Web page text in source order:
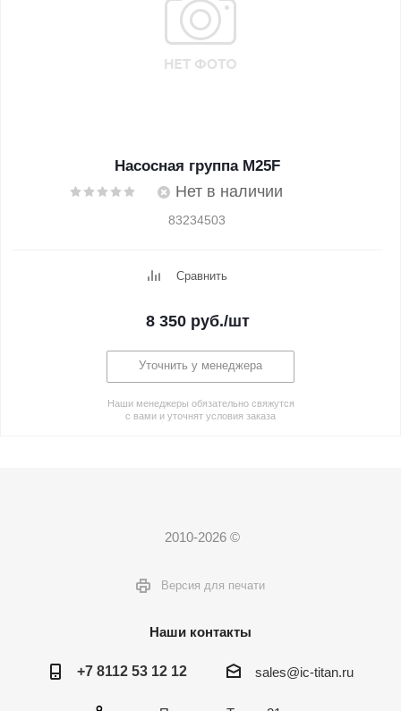
Насосная группа M25F
Нет в наличии
83234503
Сравнить
8 350руб./шт
Уточнить у менеджера
Наши менеджеры обязательно свяжутся
с вами и уточнят условия заказа
2010-2026 ©
Версия для печати
Наши контакты
+7 8112 53 12 12 sales@ic-titan.ru